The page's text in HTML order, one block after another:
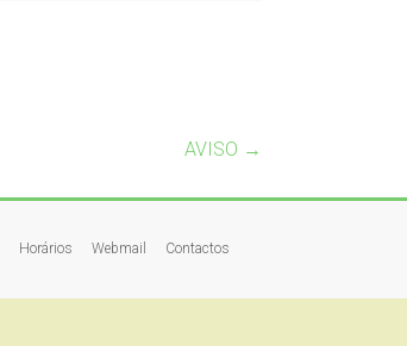
AVISO →
Horários Webmail
Contactos